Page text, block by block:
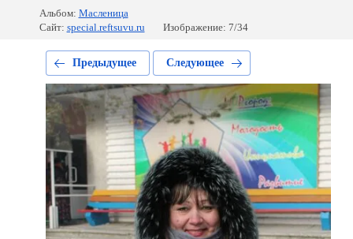
Альбом: Масленица
Сайт: special.reftsuvu.ru Изображение: 7/34
Предыдущее Следующее